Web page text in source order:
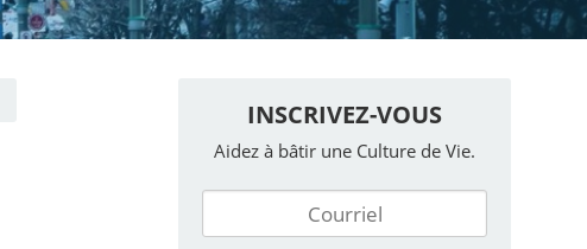
INSCRIVEZ-VOUS
Aidez à bâtir une Culture de Vie.